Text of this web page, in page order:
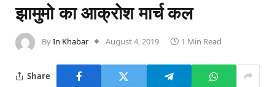
झामुमो का आक्रोश मार्च कल
ByIn Khabar August 4, 2019 1 Min Read
Share